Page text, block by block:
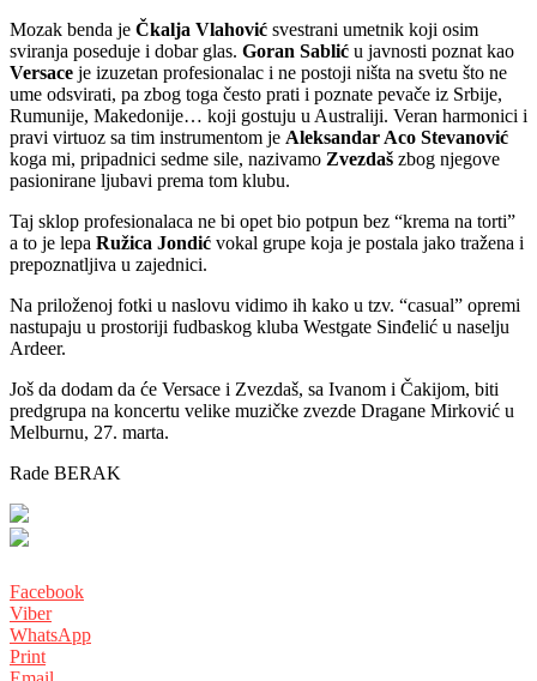
Mozak benda je Čkalja Vlahović svestrani umetnik koji osim
sviranja poseduje i dobar glas. Goran Sablić u javnosti poznat kao
Versace je izuzetan profesionalac i ne postoji ništa na svetu što ne
ume odsvirati, pa zbog toga često prati i poznate pevače iz Srbije,
Rumunije, Makedonije… koji gostuju u Australiji. Veran harmonici i
pravi virtuoz sa tim instrumentom je Aleksandar Aco Stevanović
koga mi, pripadnici sedme sile, nazivamo Zvezdaš zbog njegove
pasionirane ljubavi prema tom klubu.
Taj sklop profesionalaca ne bi opet bio potpun bez “krema na torti”
a to je lepa Ružica Jondić vokal grupe koja je postala jako tražena i
prepoznatljiva u zajednici.
Na priloženoj fotki u naslovu vidimo ih kako u tzv. “casual” opremi
nastupaju u prostoriji fudbaskog kluba Westgate Sinđelić u naselju
Ardeer.
Još da dodam da će Versace i Zvezdaš, sa Ivanom i Čakijom, biti
predgrupa na koncertu velike muzičke zvezde Dragane Mirković u
Melburnu, 27. marta.
Rade BERAK
Facebook
Viber
WhatsApp
Print